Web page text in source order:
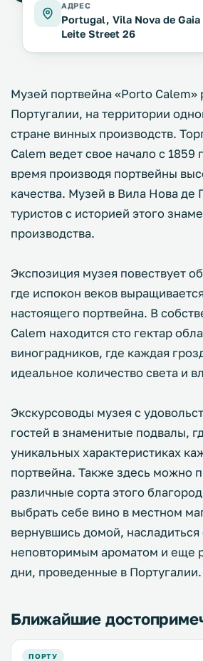
АДРЕС
Portugal, Vila Nova de Gaia
Leite Street 26
Музей портвейна «Porto Calem»
Португалии, на территории
стране винных производств.
Calem ведет свое начало с 1859
время производя портвейны
качества. Музей в Вила Нова де
туристов с историей этого
производства.
Экспозиция музея повествует
где испокон веков
настоящего портвейна. В
Calem находится сто гектар
виноградников, где каждая
идеальное количество света и
Экскурсоводы музея с
гостей в знаменитые подвалы,
уникальных характеристиках
портвейна. Также здесь можно
различные сорта этого
выбрать себе вино в местном
вернувшись домой, насладиться
неповторимым ароматом и еще
дни, проведенные в Португалии.
Ближайшие
ПОРТУ